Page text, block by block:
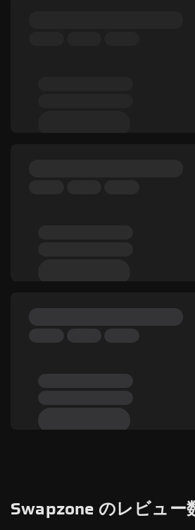
Swapzone のレビュー